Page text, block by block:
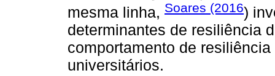
mesma linha, Soares (2016)
determinantes de resiliência
comportamento de
universitários.